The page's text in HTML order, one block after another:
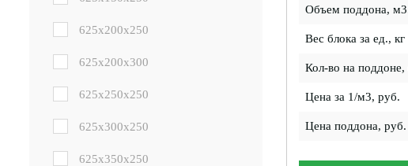
625x200x250
625x200x300
625x250x250
625x300x250
625x350x250
Объем поддона,
Вес блока за ед., кг
Кол-во на
Цена за 1/м3, руб.
Цена поддона, руб.